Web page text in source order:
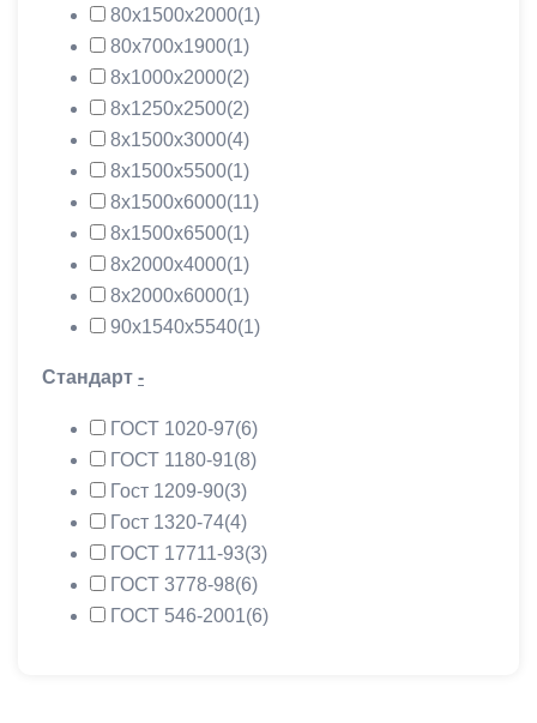
80х1500х2000(1)
80х700х1900(1)
8х1000х2000(2)
8х1250х2500(2)
8х1500х3000(4)
8х1500х5500(1)
8х1500х6000(11)
8х1500х6500(1)
8х2000х4000(1)
8х2000х6000(1)
90х1540х5540(1)
Стандарт -
ГОСТ 1020-97(6)
ГОСТ 1180-91(8)
Гост 1209-90(3)
Гост 1320-74(4)
ГОСТ 17711-93(3)
ГОСТ 3778-98(6)
ГОСТ 546-2001(6)